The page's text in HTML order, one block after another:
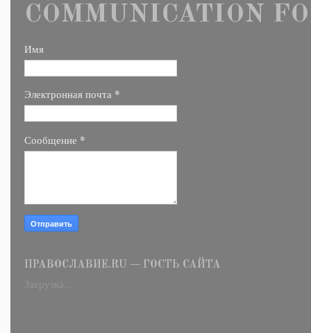
COMMUNICATION
Имя
Электронная почта *
Сообщение *
ПРАВОСЛАВИЕ.RU — ГОСТЬ САЙТА
Загрузка...